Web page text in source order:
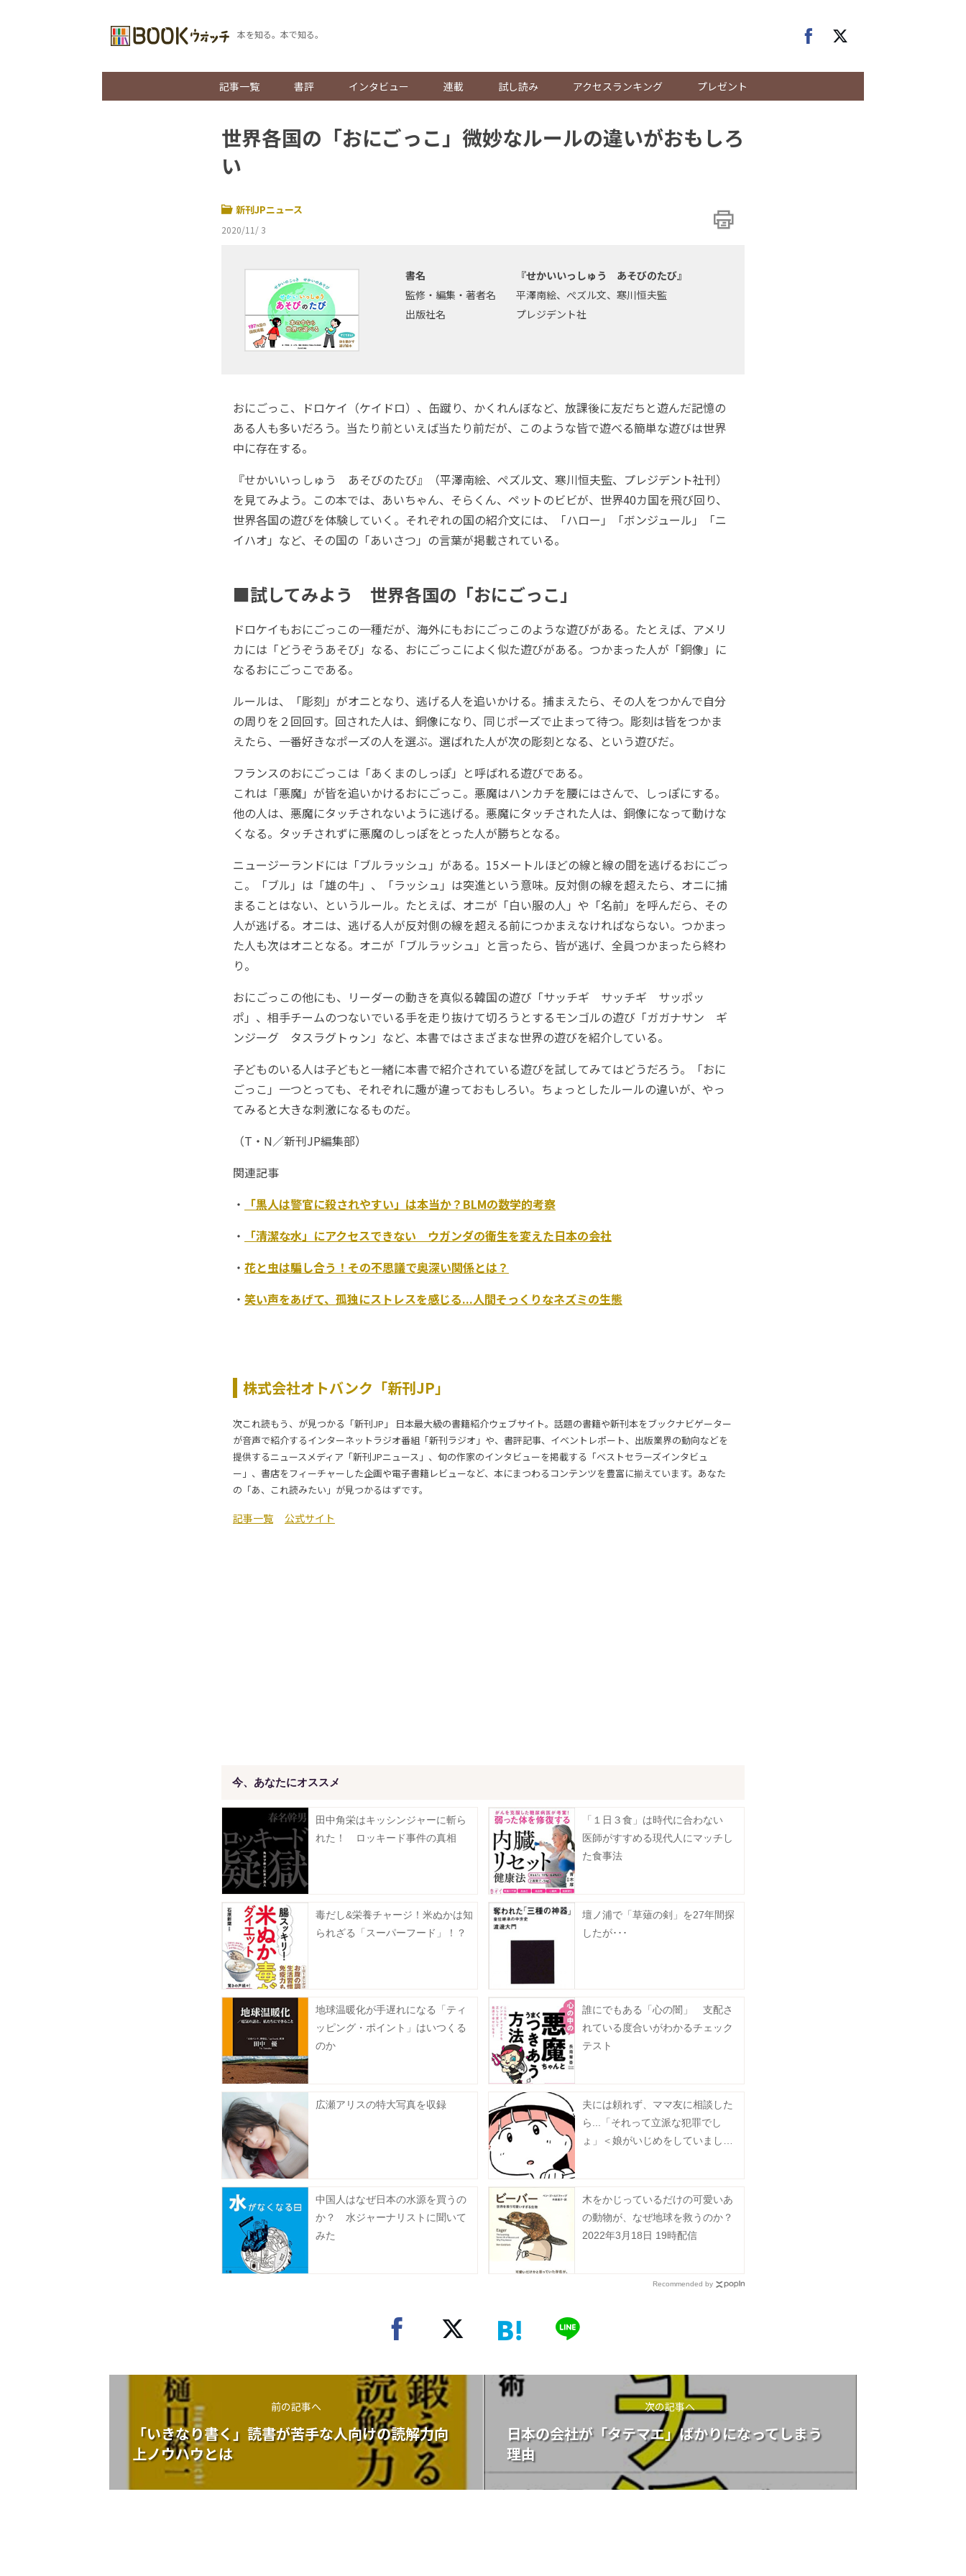
本を知る。本で知る。
記事一覧 書評 インタビュー 連載 試し読み アクセスランキング プレゼント
世界各国の「おにごっこ」微妙なルールの違いがおもしろ
い
新刊JPニュース
2020/11/ 3
書名
『せかいいっしゅう あそびのたび』
監修・編集・著者名
平澤南絵、ぺズル文、寒川恒夫監
出版社名
プレジデント社
おにごっこ、ドロケイ（ケイドロ）、缶蹴り、かくれんぼなど、放課後に友だちと遊んだ記憶の
ある人も多いだろう。当たり前といえば当たり前だが、このような皆で遊べる簡単な遊びは世界
中に存在する。
『せかいいっしゅう あそびのたび』（平澤南絵、ぺズル文、寒川恒夫監、プレジデント社刊）
を見てみよう。この本では、あいちゃん、そらくん、ペットのビビが、世界40カ国を飛び回り、
世界各国の遊びを体験していく。それぞれの国の紹介文には、「ハロー」「ボンジュール」「ニ
イハオ」など、その国の「あいさつ」の言葉が掲載されている。
■試してみよう 世界各国の「おにごっこ」
ドロケイもおにごっこの一種だが、海外にもおにごっこのような遊びがある。たとえば、アメリ
カには 「どうぞうあそび」 なる、おにごっこによく似た遊びがある。つかまった人が「銅像」に
なるおにごっこである。
ルールは、「彫刻」がオニとなり、逃げる人を追いかける。捕まえたら、その人をつかんで自分
の周りを２回回す。回された人は、銅像になり、同じポーズで止まって待つ。彫刻は皆をつかま
えたら、一番好きなポーズの人を選ぶ。選ばれた人が次の彫刻となる、という遊びだ。
フランスのおにごっこは 「あくまのしっぽ」 と呼ばれる遊びである。
これは「悪魔」が皆を追いかけるおにごっこ。悪魔はハンカチを腰にはさんで、しっぽにする。
他の人は、悪魔にタッチされないように逃げる。悪魔にタッチされた人は、銅像になって動けな
くなる。タッチされずに悪魔のしっぽをとった人が勝ちとなる。
ニュージーランドには 「ブルラッシュ」 がある。15メートルほどの線と線の間を逃げるおにごっ
こ。「ブル」は「雄の牛」、「ラッシュ」は突進という意味。反対側の線を超えたら、オニに捕
まることはない、というルール。たとえば、オニが「白い服の人」や「名前」を呼んだら、その
人が逃げる。オニは、逃げる人が反対側の線を超える前につかまえなければならない。つかまっ
た人も次はオニとなる。オニが「ブルラッシュ」と言ったら、皆が逃げ、全員つかまったら終わ
り。
おにごっこの他にも、リーダーの動きを真似る韓国の遊び「サッチギ サッチギ サッポッ
ポ」、相手チームのつないでいる手を走り抜けて切ろうとするモンゴルの遊び「ガガナサン ギ
ンジーグ タスラグトゥン」など、本書ではさまざまな世界の遊びを紹介している。
子どものいる人は子どもと一緒に本書で紹介されている遊びを試してみてはどうだろう。「おに
ごっこ」一つとっても、それぞれに趣が違っておもしろい。ちょっとしたルールの違いが、やっ
てみると大きな刺激になるものだ。
（T・N／新刊JP編集部）
関連記事
・
「黒人は警官に殺されやすい」は本当か？BLMの数学的考察
・
「清潔な水」にアクセスできない ウガンダの衛生を変えた日本の会社
・ 花と虫は騙し合う！その不思議で奥深い関係とは？
・ 笑い声をあげて、孤独にストレスを感じる...人間そっくりなネズミの生態
株式会社オトバンク「新刊JP」
次これ読もう、が見つかる「新刊JP」 日本最大級の書籍紹介ウェブサイト。話題の書籍や新刊本をブックナビゲーター
が音声で紹介するインターネットラジオ番組「新刊ラジオ」や、書評記事、イベントレポート、出版業界の動向などを
提供するニュースメディア「新刊JPニュース」、旬の作家のインタビューを掲載する「ベストセラーズインタビュ
ー」、書店をフィーチャーした企画や電子書籍レビューなど、本にまつわるコンテンツを豊富に揃えています。あなた
の「あ、これ読みたい」が見つかるはずです。
記事一覧 公式サイト
今、あなたにオススメ
田中角栄はキッシンジャーに斬ら
れた！ ロッキード事件の真相
「１日３食」は時代に合わない
医師がすすめる現代人にマッチし
た食事法
毒だし&栄養チャージ！米ぬかは知
られざる「スーパーフード」！？
壇ノ浦で「草薙の剣」を27年間探
したが･･･
地球温暖化が手遅れになる「ティ
ッピング・ポイント」はいつくる
のか
誰にでもある「心の闇」 支配さ
れている度合いがわかるチェック
テスト
広瀬アリスの特大写真を収録
夫には頼れず、ママ友に相談した
ら...「それって立派な犯罪でし
ょ」＜娘がいじめをしていました
中国人はなぜ日本の水源を買うの
か？ 水ジャーナリストに聞いて
みた
木をかじっているだけの可愛いあ
の動物が、なぜ地球を救うのか？
2022年3月18日 19時配信
Recommended by
前の記事へ
「いきなり書く」読書が苦手な人向けの読解力向
上ノウハウとは
次の記事へ
日本の会社が「タテマエ」ばかりになってしまう
理由